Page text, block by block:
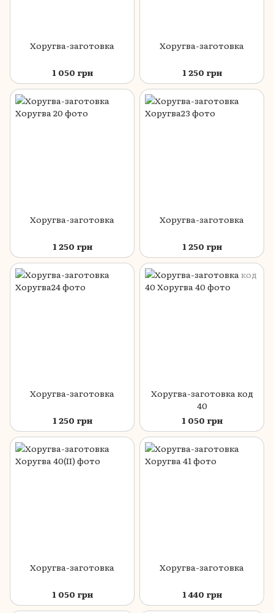
Хоругва-заготовка
1 050 грн
Хоругва-заготовка
1 250 грн
Хоругва-заготовка
1 250 грн
Хоругва-заготовка
1 250 грн
Хоругва-заготовка
1 250 грн
Хоругва-заготовка код
40
1 050 грн
Хоругва-заготовка
1 050 грн
Хоругва-заготовка
1 440 грн